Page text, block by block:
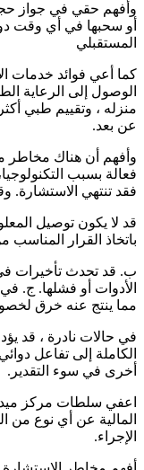
وأفهم حقي في جواز
أو سحبها في أي وقت
المستقبلي
كما أعي فوائد خدمات
الوصول إلى الرعاية
منزله ، وتقييم طبي
عن بعد.
وأفهم أن هناك مخاطر
فعالة بسبب
فقد تنتهي الاستشارة.
قد لا يكون توصيل
باتخاذ القرار
ب. قد تحدث تأخيرات
الأدوات أو فشلها. ج.
مما ينتج عنه خرق
في حالات نادرة ، قد
الكاملة إلى تفاعل
أخرى في سوء التقدير.
اعفي سلطات مركز
المالية عن أي نوع من
الإجراء.